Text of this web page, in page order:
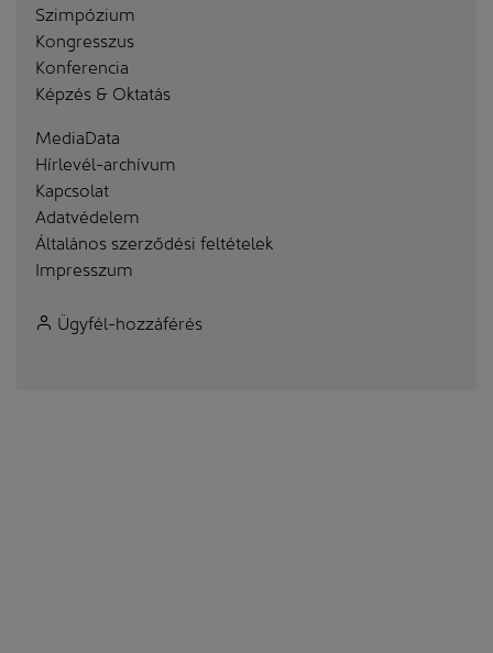
Szimpózium
Kongresszus
Konferencia
Képzés & Oktatás
MediaData
Hírlevél-archívum
Kapcsolat
Adatvédelem
Általános szerződési feltételek
Impresszum
Ügyfél-hozzáférés